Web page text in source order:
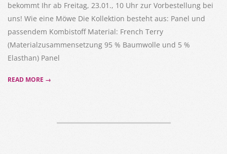
bekommt Ihr ab Freitag, 23.01., 10 Uhr zur Vorbestellung bei
uns! Wie eine Möwe Die Kollektion besteht aus: Panel und
passendem Kombistoff Material: French Terry
(Materialzusammensetzung 95 % Baumwolle und 5 %
Elasthan) Panel
READ MORE →